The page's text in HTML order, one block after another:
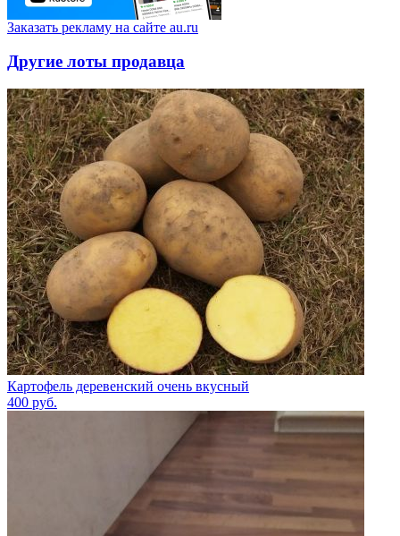
Заказать рекламу на сайте au.ru
Другие лоты продавца
Картофель деревенский очень вкусный
400 руб.